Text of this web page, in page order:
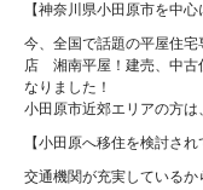
【神奈川県小田原市を中
今、全国で話題の平屋住
店 湘南平屋！建売、中古
なりました！
小田原市近郊エリアの方は
【小田原へ移住を検討され
交通機関が充実している